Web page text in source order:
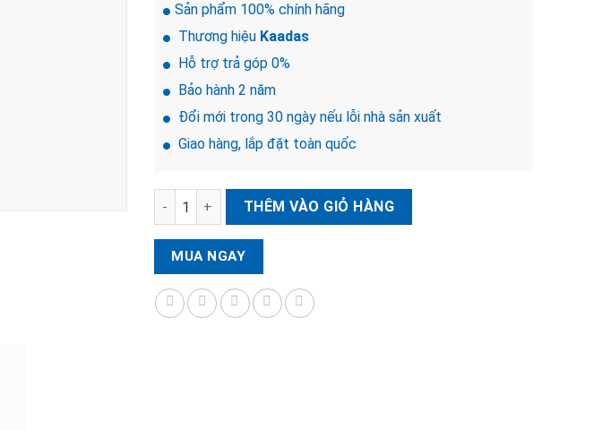
Sản phẩm 100% chính hãng
Thương hiệu Kaadas
Hỗ trợ trả góp 0%
Bảo hành 2 năm
Đổi mới trong 30 ngày nếu lỗi nhà sản xuất
Giao hàng, lắp đặt toàn quốc
Khóa điện tử Kaadas K20 PRO MAX số lượng
THÊM VÀO GIỎ HÀNG
MUA NGAY